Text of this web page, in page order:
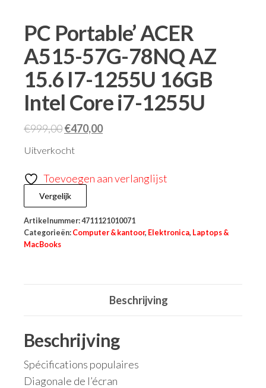
PC Portable’ ACER
A515-57G-78NQ AZ
15.6 I7-1255U 16GB
Intel Core i7-1255U
€999,00€470,00
Uitverkocht
Toevoegen aan verlanglijst
Vergelijk
Artikelnummer:4711121010071
Categorieën: Computer & kantoor, Elektronica, Laptops &
MacBooks
Beschrijving
Beschrijving
Spécifications populaires
Diagonale de l’écran